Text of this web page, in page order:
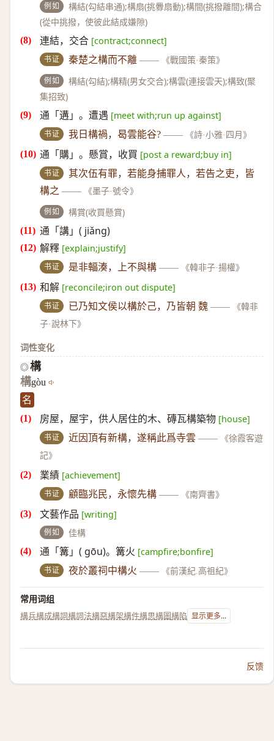
例如
構結(勾結串通);構扇(挑釁扇動);構間(挑撥離間);構合
(從中挑撥，使彼此結成嫌隙)
連結，交合 [contract;connect]
书证 秦楚之構而不離 —— 《戰國策·秦策》
例如
構結(勾結);構精(男女交合);構雲(連接雲天);構致(聚
集招致)
通「遘」。遭遇 [meet with;run up against]
书证 我日構禍，曷雲能谷? —— 《詩·小雅·四月》
通「購」。懸賞，收買 [post a reward;buy in]
书证
其次伍有罪，若能身捕罪人，若告之吏，皆
構之 —— 《墨子·號令》
例如 構賞(收買懸賞)
通「講」( jiǎng)
解釋 [explain;justify]
书证 是非輻湊，上不與構 —— 《韓非子·揚權》
和解 [reconcile;iron out dispute]
书证 已乃知文侯以構於己，乃皆朝 魏 ——
《韓非
子·說林下》
词性变化
◎ 構
構gòu
名
房屋，屋宇，供人居住的木、磚瓦構築物 [house]
书证 近因頂有新構，遂稱此爲寺雲 ——
《徐霞客遊
記》
業績 [achievement]
书证 顧臨兆民，永懷先構 —— 《南齊書》
文藝作品 [writing]
例如 佳構
通「篝」( gōu)。篝火 [campfire;bonfire]
书证 夜於叢祠中構火 —— 《前漢紀.高祖紀》
常用词组
構兵構成構詞構詞法構惡構架構件構思構圖構陷 显示更多...
反馈